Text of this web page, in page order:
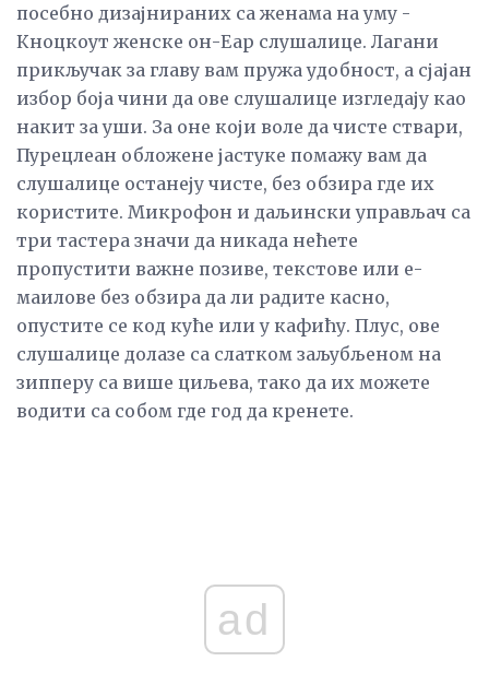
посебно дизајнираних са женама на уму -
Кноцкоут женске он-Еар слушалице. Лагани
прикључак за главу вам пружа удобност, а сјајан
избор боја чини да ове слушалице изгледају као
накит за уши. За оне који воле да чисте ствари,
Пурецлеан обложене јастуке помажу вам да
слушалице останеју чисте, без обзира где их
користите. Микрофон и даљински управљач са
три тастера значи да никада нећете
пропустити важне позиве, текстове или е-
маилове без обзира да ли радите касно,
опустите се код куће или у кафићу. Плус, ове
слушалице долазе са слатком заљубљеном на
зипперу са више циљева, тако да их можете
водити са собом где год да кренете.
ad